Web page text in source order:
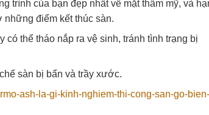
trình của bạn đẹp nhất về mặt thẩm mỹ, và
điểm kết thúc sàn.
thể tháo nắp ra vệ sinh, tránh tình trạng bị
sàn bị bẩn và trầy xước.
ash-la-gi-kinh-nghiem-thi-cong-san-go-bien-